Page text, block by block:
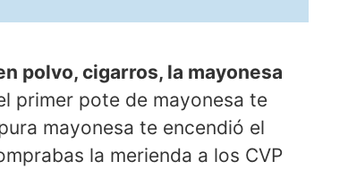
polvo, cigarros, la mayonesa
primer pote de mayonesa te
mayonesa te encendió el
la merienda a los CVP